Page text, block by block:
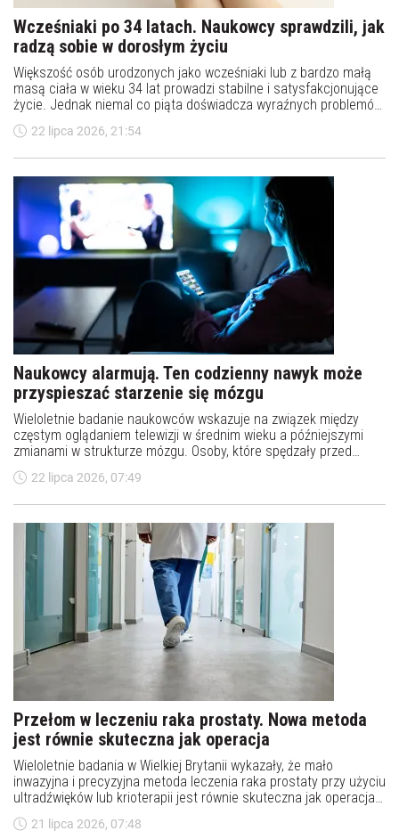
Wcześniaki po 34 latach. Naukowcy sprawdzili, jak
radzą sobie w dorosłym życiu
Większość osób urodzonych jako wcześniaki lub z bardzo małą
masą ciała w wieku 34 lat prowadzi stabilne i satysfakcjonujące
życie. Jednak niemal co piąta doświadcza wyraźnych problemów
- informuje czasopismo „JAMA Pediatrics”.
22 lipca 2026, 21:54
Naukowcy alarmują. Ten codzienny nawyk może
przyspieszać starzenie się mózgu
Wieloletnie badanie naukowców wskazuje na związek między
częstym oglądaniem telewizji w średnim wieku a późniejszymi
zmianami w strukturze mózgu. Osoby, które spędzały przed
ekranem dużo czasu, po dwóch dekadach miały mniejszą
objętość obszarów odpowiadających m.in. za pamięć,
22 lipca 2026, 07:49
Przełom w leczeniu raka prostaty. Nowa metoda
jest równie skuteczna jak operacja
Wieloletnie badania w Wielkiej Brytanii wykazały, że mało
inwazyjna i precyzyjna metoda leczenia raka prostaty przy użyciu
ultradźwięków lub krioterapii jest równie skuteczna jak operacja i
radioterapia, powoduje jednak mniej powikłań - informuje
„European Urology”.
21 lipca 2026, 07:48